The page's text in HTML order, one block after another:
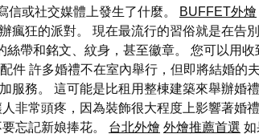
信或社交媒體上發生了什麼。
BUFFET外燴
瘋狂的派對。 現在最流行的習俗就是在告
帶和銘文、紋身，甚至徽章。 您可以用
件 許多婚禮不在室內舉行，但即將結婚的
服務。 這可能是比租用整棟建築來舉辦婚
非常頭疼，因為裝飾很大程度上影響著婚
忘記新娘捧花。 台北外燴 外燴推薦首選 如